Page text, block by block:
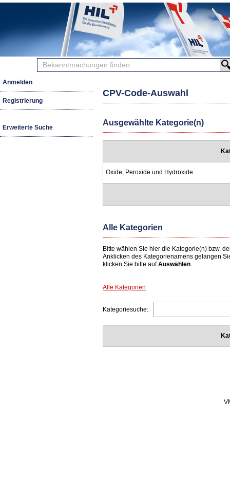
Bekanntmachungen
Anmelden
Registrierung
Erweiterte Suche
CPV-Code-Auswahl
Ausgewählte Kategorie(n)
Oxide, Peroxide und Hydroxide
Alle Kategorien
Bitte wählen Sie hier die Kategorie(n) bzw.
Anklicken des Kategorienamens gelangen
klicken Sie bitte aufAuswählen.
Alle Kategorien
Kategoriesuche: